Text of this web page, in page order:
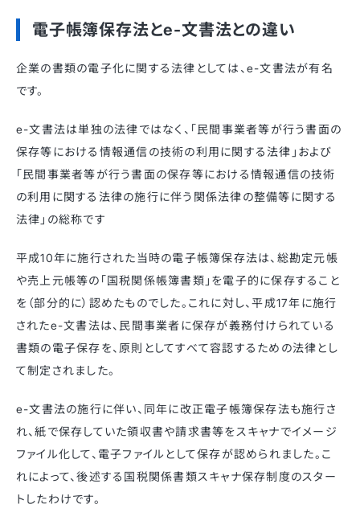
電子帳簿保存法とe-文書法との違い
企業の書類の電子化に関する法律としては、e-文書法が有名
です。
e-文書法は単独の法律ではなく、「民間事業者等が行う書面の
保存等における情報通信の技術の利用に関する法律」および
「民間事業者等が行う書面の保存等における情報通信の技術
の利用に関する法律の施行に伴う関係法律の整備等に関する
法律」の総称です
平成10年に施行された当時の電子帳簿保存法は、総勘定元帳
や売上元帳等の「国税関係帳簿書類」を電子的に保存すること
を（部分的に）認めたものでした。これに対し、平成17年に施行
されたe-文書法は、民間事業者に保存が義務付けられている
書類の電子保存を、原則としてすべて容認するための法律とし
て制定されました。
e-文書法の施行に伴い、同年に改正電子帳簿保存法も施行さ
れ、紙で保存していた領収書や請求書等をスキャナでイメージ
ファイル化して、電子ファイルとして保存が認められました。こ
れによって、後述する国税関係書類スキャナ保存制度のスター
トしたわけです。